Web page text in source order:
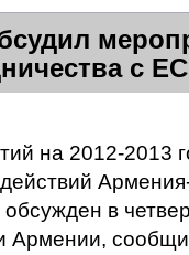
с ЕС
на 2012-2013
в
Армении,